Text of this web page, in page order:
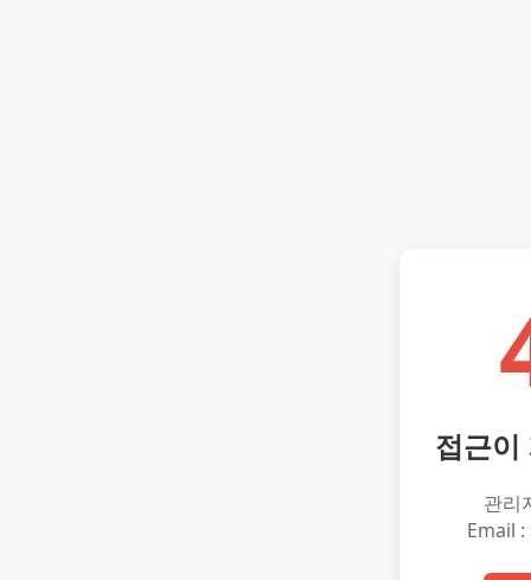
접근이
관리
Email